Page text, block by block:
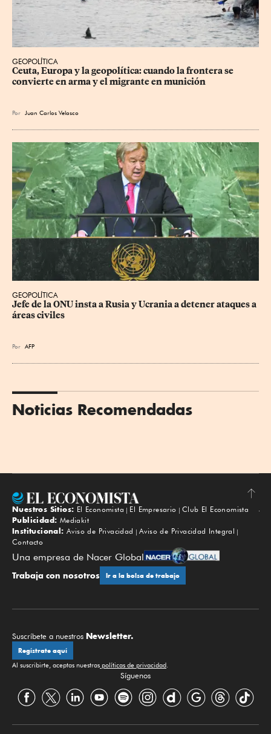
GEOPOLÍTICA
Ceuta, Europa y la geopolítica: cuando la frontera se
convierte en arma y el migrante en munición
Por Juan Carlos Velasco
GEOPOLÍTICA
Jefe de la ONU insta a Rusia y Ucrania a detener ataques a
áreas civiles
Por AFP
Noticias Recomendadas
Subir
Nuestros Sitios: El Economista El Empresario
Club El Economista
Publicidad: Mediakit
Institucional: Aviso de Privacidad
Aviso de Privacidad Integral
Contacto
Una empresa de Nacer Global
Trabaja con nosotros Ir a la bolsa de trabajo
Suscríbete a nuestros Newsletter.
Regístrate aquí
Al suscribirte, aceptas nuestras políticas de privacidad.
Síguenos